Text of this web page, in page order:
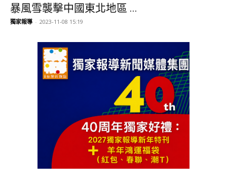
暴風雪襲擊中國東北地區 ...
獨家報導 - 2023-11-08 15:19